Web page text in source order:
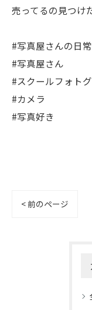
売ってるの見つけ
#写真屋さんの日常
#写真屋さん
#スクールフォト
#カメラ
#写真好き
< 前のページ